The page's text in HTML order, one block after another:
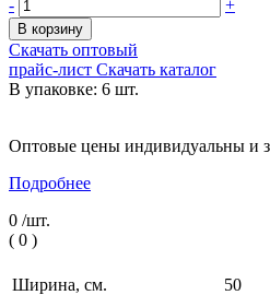
-
+
В корзину
Скачать оптовый
прайс-лист Скачать каталог
В упаковке: 6 шт.
Оптовые цены индивидуальны и
Подробнее
0 /шт.
( 0 )
Ширина, см.
50